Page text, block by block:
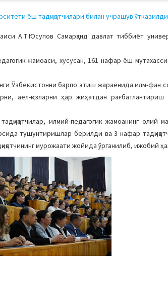
ёш тадқиқотчилари билан учрашув
А.Т.Юсупов Самарқанд давлат тиббиёт
жамоаси, хусусан, 161 нафар ёш
Ўзбекистонни барпо этиш жараёнида илм-фан
аёл-қизларни ҳар жиҳатдан
илмий-педагогик жамоанинг олий
тушунтиришлар берилди ва 3 нафар
мурожаати жойида ўрганилиб, ижобий